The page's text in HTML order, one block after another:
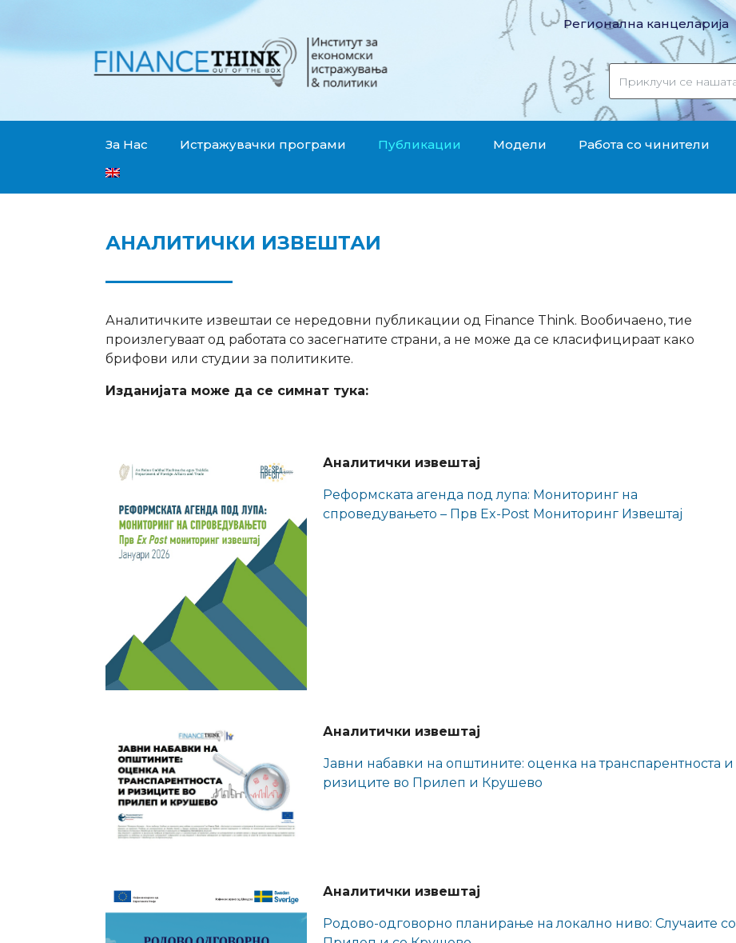
Регионална канцеларија
За Нас Истражувачки програми Публикации Модели Работа со чинители
АНАЛИТИЧКИ ИЗВЕШТАИ
Аналитичките извештаи се нередовни публикации од Finance Think. Вообичаено, тие
произлегуваат од работата со засегнатите страни, а не може да се класифицираат како
брифови или студии за политиките.
Изданијата може да се симнат тука:
Аналитички извештај
Реформската агенда под лупа: Мониторинг на
спроведувањето – Прв Ex-Post Мониторинг Извештај
Аналитички извештај
Јавни набавки на општините: оценка на транспарентноста и
ризиците во Прилеп и Крушево
Аналитички извештај
Родово-одговорно планирање на локално ниво: Случаите со